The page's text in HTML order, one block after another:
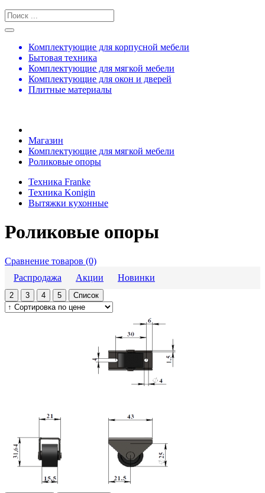
Комплектующие для корпусной мебели
Бытовая техника
Комплектующие для мягкой мебели
Комплектующие для окон и дверей
Плитные материалы
Магазин
Комплектующие для мягкой мебели
Роликовые опоры
Техника Franke
Техника Konigin
Вытяжки кухонные
Роликовые опоры
Сравнение товаров (0)
Распродажа
Акции Новинки
2 3 4 5 Список